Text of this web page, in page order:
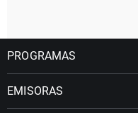
PROGRAMAS
EMISORAS